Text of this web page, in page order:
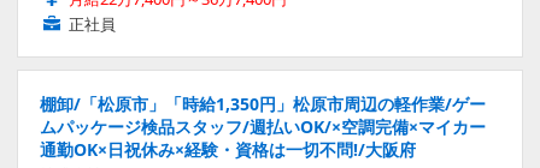
正社員
棚卸/「松原市」「時給1,350円」松原市周辺の軽作業/ゲー
ムパッケージ検品スタッフ/週払いOK/×空調完備×マイカー
通勤OK×日祝休み×経験・資格は一切不問!/大阪府